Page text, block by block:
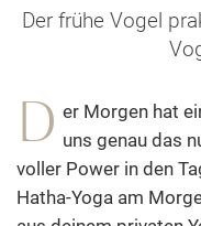
Der frühe Vogel
D er Morgen hat
uns genau das
voller Power in den
Hatha-Yoga am